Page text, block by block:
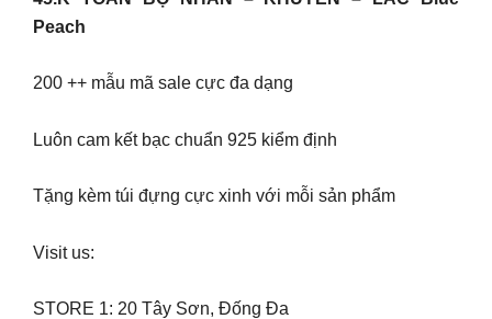
Peach
200 ++ mẫu mã sale cực đa dạng
Luôn cam kết bạc chuẩn 925 kiểm định
Tặng kèm túi đựng cực xinh với mỗi sản phẩm
Visit us:
STORE 1: 20 Tây Sơn, Đống Đa